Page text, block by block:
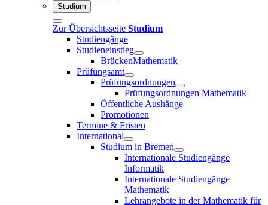
Studium
Zur Übersichtsseite Studium
Studiengänge
Studieneinstieg
BrückenMathematik
Prüfungsamt
Prüfungsordnungen
Prüfungsordnungen Mathematik
Öffentliche Aushänge
Promotionen
Termine & Fristen
International
Studium in Bremen
Internationale Studiengänge
Informatik
Internationale Studiengänge
Mathematik
Lehrangebote in der Mathematik für